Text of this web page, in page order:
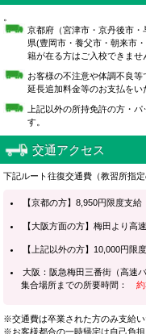
。
京都府（宮津市・京丹後市
県(豊岡市・養父市・朝来市
籍が在る方はご入校できませ
お客様の不注意や体調不良
延長追加料金等のお支払をい
上記以外の所持免許の方・
す。
交通アクセス
下記ルート往復交通費（教習所指
【京都の方】8,950円限度支給
【大阪方面の方】梅田より高
【上記以外の方】10,000円限
大阪：阪急梅田三番街（高
集合場所までの所要時間：
※交通費は卒業された方のみ支給い
※お客様都合の一時帰宅は自己負担